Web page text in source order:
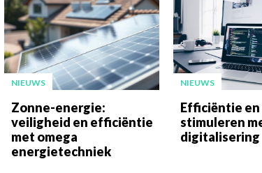
NIEUWS
Zonne-energie:
veiligheid en efficiëntie
met omega
energietechniek
NIEUWS
Efficiëntie en
stimuleren
digitalisering